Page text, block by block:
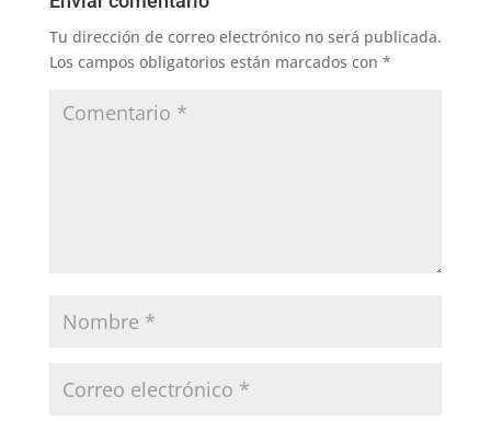
Tu dirección de correo electrónico no será publicada.
Los campos obligatorios están marcados con *